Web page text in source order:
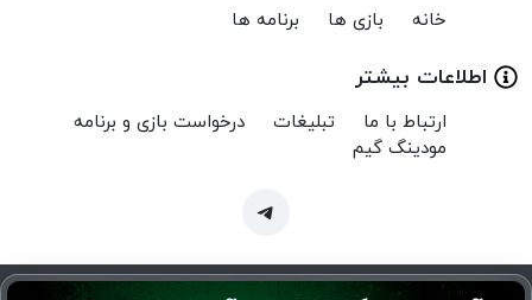
خانه بازی ها برنامه ها
اطلاعات بیشتر
ارتباط با ما تبلیغات
درخواست بازی و برنامه
مودینگ گیم